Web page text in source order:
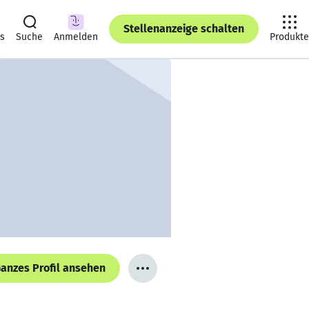
Suche Anmelden
Stellenanzeige schalten
Produkte
Profil ansehen